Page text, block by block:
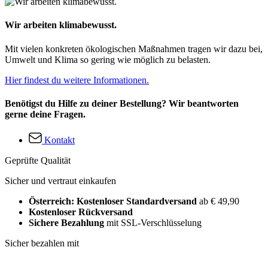
Wir arbeiten klimabewusst.
Mit vielen konkreten ökologischen Maßnahmen tragen wir dazu bei,
Umwelt und Klima so gering wie möglich zu belasten.
Hier findest du weitere Informationen.
Benötigst du Hilfe zu deiner Bestellung? Wir beantworten
gerne deine Fragen.
Kontakt
Geprüfte Qualität
Sicher und vertraut einkaufen
Österreich: Kostenloser Standardversand ab € 49,90
Kostenloser Rückversand
Sichere Bezahlung mit SSL-Verschlüsselung
Sicher bezahlen mit